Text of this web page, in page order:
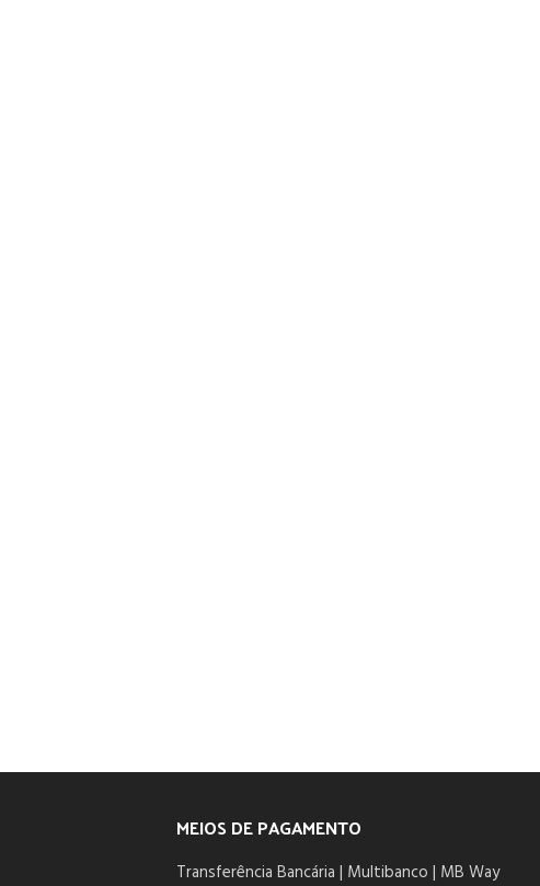
MEIOS DE PAGAMENTO
Transferência Bancária | Multibanco | MB Way